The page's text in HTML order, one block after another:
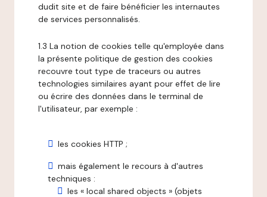
dudit site et de faire bénéficier les internautes
de services personnalisés.
1.3 La notion de cookies telle qu'employée dans
la présente politique de gestion des cookies
recouvre tout type de traceurs ou autres
technologies similaires ayant pour effet de lire
ou écrire des données dans le terminal de
l'utilisateur, par exemple :
les cookies HTTP ;
mais également le recours à d'autres
techniques :
les « local shared objects » (objets